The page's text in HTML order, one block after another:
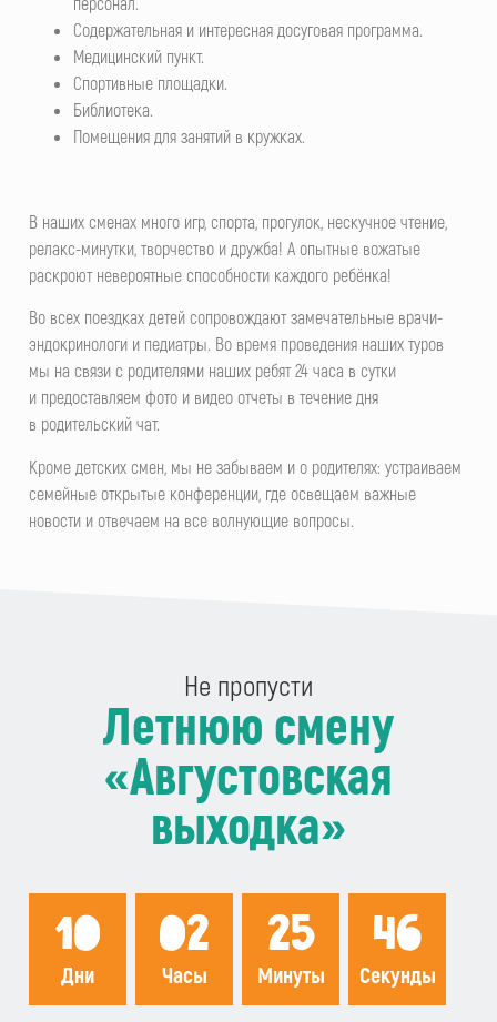
Содержательная и интересная досуговая программа.
Медицинский пункт.
Спортивные площадки.
Библиотека.
Помещения для занятий в кружках.
В наших сменах много игр, спорта, прогулок, нескучное чтение,
релакс-минутки, творчество и дружба! А опытные вожатые
раскроют невероятные способности каждого ребёнка!
Во всех поездках детей сопровождают замечательные врачи-
эндокринологи и педиатры. Во время проведения наших туров
мы на связи с родителями наших ребят 24 часа в сутки
и предоставляем фото и видео отчеты в течение дня
в родительский чат.
Кроме детских смен, мы не забываем и о родителях: устраиваем
семейные открытые конференции, где освещаем важные
новости и отвечаем на все волнующие вопросы.
Не пропусти
Летнюю смену
«Августовская
выходка»
10
Дни
02
Часы
25
Минуты
45
Секунды